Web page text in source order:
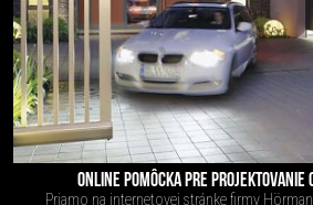
ONLINE POMÔCKA PRE PROJEKTOVANIE
Priamo na internetovej stránke firmy